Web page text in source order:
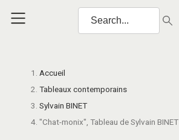
Accueil
Tableaux contemporains
Sylvain BINET
"Chat-monix", Tableau de Sylvain BINET